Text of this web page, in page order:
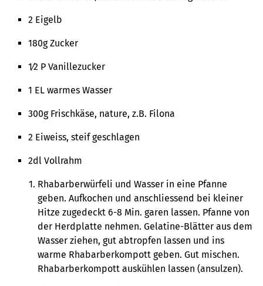
2 Eigelb
180g Zucker
1⁄2 P Vanillezucker
1 EL warmes Wasser
300g Frischkäse, nature, z.B. Filona
2 Eiweiss, steif geschlagen
2dl Vollrahm
Rhabarberwürfeli und Wasser in eine Pfanne
geben. Aufkochen und anschliessend bei kleiner
Hitze zugedeckt 6-8 Min. garen lassen. Pfanne von
der Herdplatte nehmen. Gelatine-Blätter aus dem
Wasser ziehen, gut abtropfen lassen und ins
warme Rhabarberkompott geben. Gut mischen.
Rhabarberkompott auskühlen lassen (ansulzen).